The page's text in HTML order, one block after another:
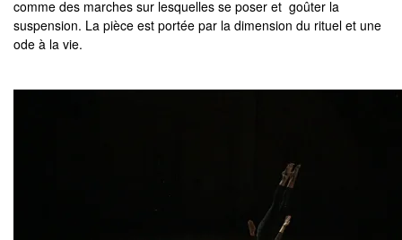
comme des marches sur lesquelles se poser et goûter la
suspension. La pièce est portée par la dimension du rituel et une
ode à la vie.